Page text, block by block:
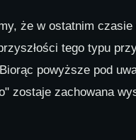
że w ostatnim czasie
tego typu
powyższe pod
zostaje zachowana